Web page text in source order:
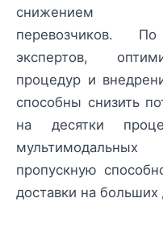
снижением
перевозчиков.
экспертов,
процедур и
способны снизить
на десятки
мультимодальных
пропускную
доставки на больших